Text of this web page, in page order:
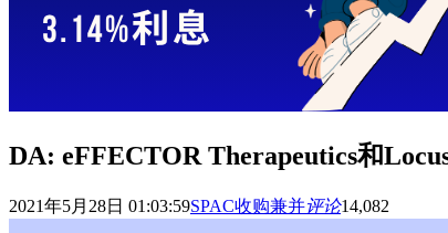
DA: eFFECTOR Therapeutics和
2021年5月28日 01:03:59SPAC收购兼并评论14,082